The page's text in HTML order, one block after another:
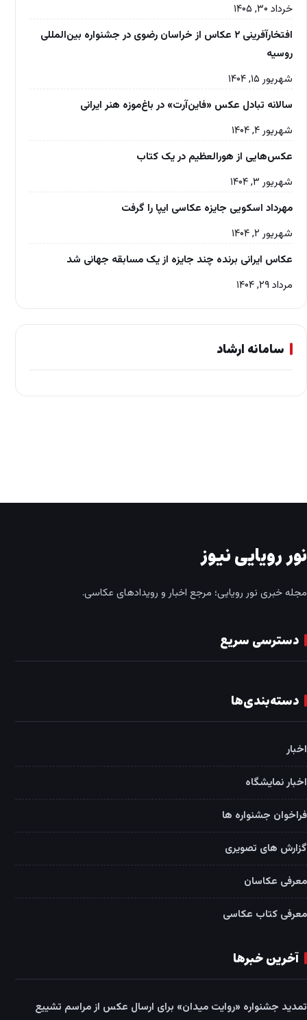
خرداد ۳۰, ۱۴۰۵
افتخارآفرینی ۲ عکاس از خراسان رضوی در جشنواره بین‌المللی
روسیه
شهریور ۱۵, ۱۴۰۴
سالانه تبادل عکس «فاین‌آرت» در باغ‌موزه‌ هنر ایرانی
شهریور ۴, ۱۴۰۴
عکس‌هایی از هورالعظیم در یک کتاب
شهریور ۳, ۱۴۰۴
مهرداد اسکویی جایزه عکاسی ایپا را گرفت
شهریور ۲, ۱۴۰۴
عکاس ایرانی برنده چند جایزه از یک مسابقه جهانی شد
مرداد ۲۹, ۱۴۰۴
سامانه ارشاد
نور رویایی نیوز
مجله خبری نور رویایی؛ مرجع اخبار و رویدادهای عکاسی.
دسترسی سریع
دسته‌بندی‌ها
اخبار
اخبار نمایشگاه
فراخوان جشنواره ها
گزارش های تصویری
معرفی عکاسان
معرفی کتاب عکاسی
آخرین خبرها
تمدید جشنواره «روایت میدان» برای ارسال عکس از مراسم تشییع